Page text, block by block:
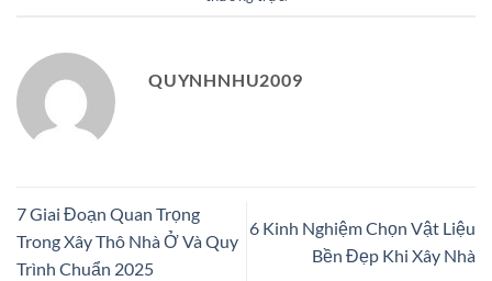
QUYNHNHU2009
7 Giai Đoạn Quan Trọng
Trong Xây Thô Nhà Ở Và Quy
Trình Chuẩn 2025
6 Kinh Nghiệm Chọn Vật Liệu
Bền Đẹp Khi Xây Nhà